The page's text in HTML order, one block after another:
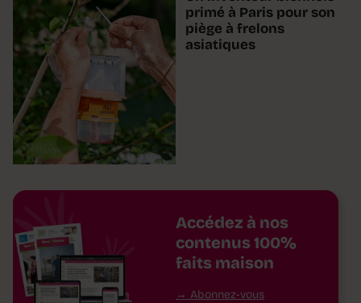
primé à Paris pour son
piège à frelons
asiatiques
Accédez à nos
contenus 100%
faits maison
Abonnez-vous